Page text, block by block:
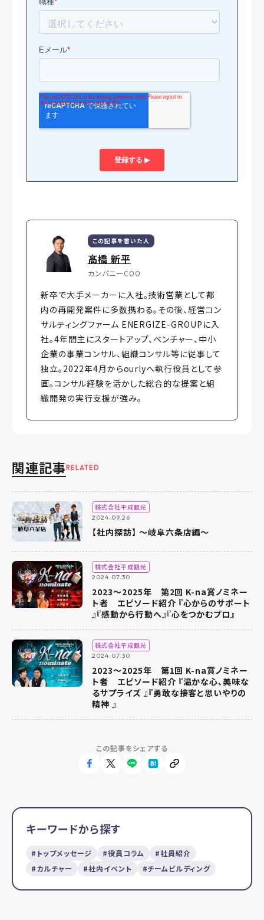
この記事をシェアする
この記事を書いた人
髙橋 新平
カンパニーCOO
新卒で大手メーカーに入社。技術営業として都
内の再開発案件に多数携わる。その後、経営コン
サルティングファーム ENERGIZE-GROUPに入
社。4年間主にスタートアップ、ベンチャー、中小
企業の事業コンサル、組織コンサル等に従事して
独立。2022年4月からourlyへ執行役員として参
画。コンサル経験を活かした総合的な提案と組
織開発の実行支援が強み。
関連記事 RELATED
株式会社平成観光
2024.09.26
【社内探訪】 ～岐阜六条店編～
株式会社平成観光
2024.07.30
2023～2025年 第2回 K-na賞ノミネー
ト者 エピソード紹介 『心からのサポート
』『感動から行動へ』『心をつかむプロ』
株式会社平成観光
2024.07.30
2023～2025年 第1回 K-na賞ノミネー
ト者 エピソード紹介 『温かな心、美味な
るサプライズ 』『勇敢な接客と思いやりの
精神 』
キーワードから探す
トップメッセージ 役員コラム
社員紹介
カルチャー
社内イベント チームビルディング